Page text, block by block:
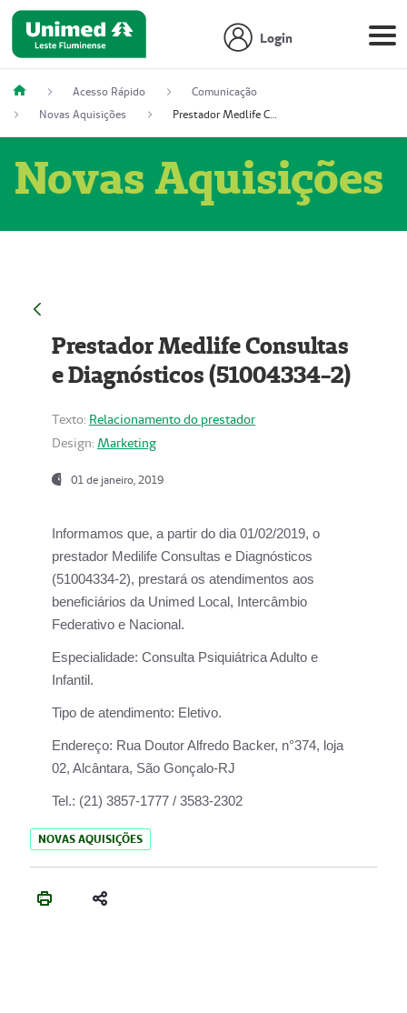
Login
Acesso Rápido
Comunicação
Novas Aquisições
Prestador Medlife Consultas e Diagnósticos (51004334-2)
Novas Aquisições
Prestador Medlife Consultas
e Diagnósticos (51004334-2)
Texto: Relacionamento do prestador
Design: Marketing
01 de janeiro, 2019
Informamos que, a partir do dia 01/02/2019, o
prestador Medilife Consultas e Diagnósticos
(51004334-2), prestará os atendimentos aos
beneficiários da Unimed Local, Intercâmbio
Federativo e Nacional.
Especialidade: Consulta Psiquiátrica Adulto e
Infantil.
Tipo de atendimento: Eletivo.
Endereço: Rua Doutor Alfredo Backer, n°374, loja
02, Alcântara, São Gonçalo-RJ
Tel.: (21) 3857-1777 / 3583-2302
NOVAS AQUISIÇÕES